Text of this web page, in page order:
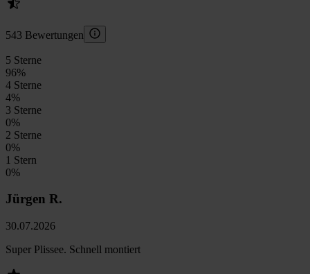
543 Bewertungen
5 Sterne
96%
4 Sterne
4%
3 Sterne
0%
2 Sterne
0%
1 Stern
0%
Jürgen R.
30.07.2026
Super Plissee. Schnell montiert